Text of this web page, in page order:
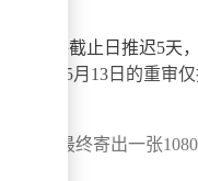
要求将截止日推迟5天
，但5月13日的重审
后，最终寄出一张